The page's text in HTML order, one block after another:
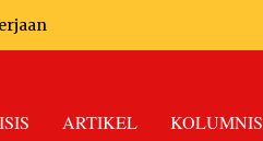
ARTIKEL KOLUMNIS